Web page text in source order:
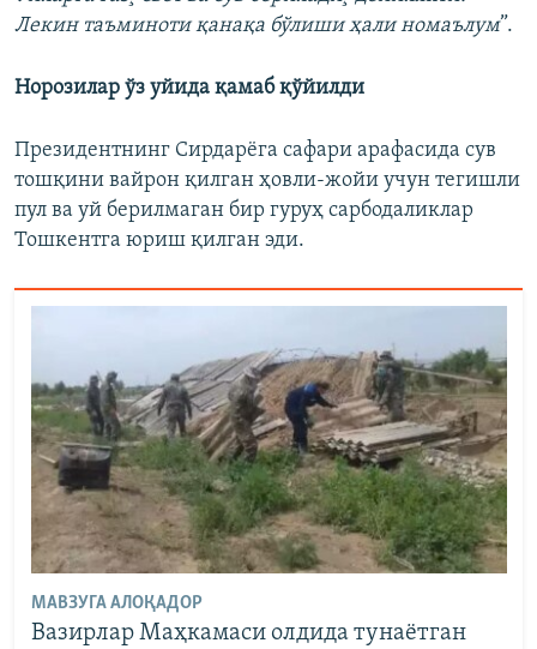
Лекин таъминоти қанақа бўлиши ҳали номаълум”.
Норозилар ўз уйида қамаб қўйилди
Президентнинг Сирдарëга сафари арафасида сув
тошқини вайрон қилган ҳовли-жойи учун тегишли
пул ва уй берилмаган бир гуруҳ сарбодаликлар
Тошкентга юриш қилган эди.
МАВЗУГА АЛОҚАДОР
Вазирлар Маҳкамаси олдида тунаётган